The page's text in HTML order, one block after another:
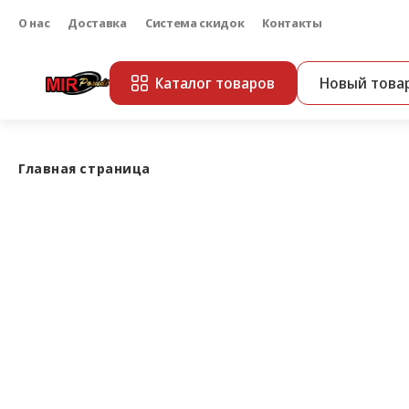
О нас Доставка Система скидок Контакты
Каталог товаров Новый
Главная страница